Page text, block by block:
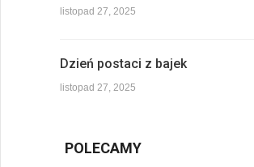
listopad 27, 2025
Dzień postaci z bajek
listopad 27, 2025
POLECAMY